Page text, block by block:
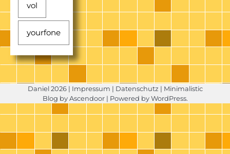
vol
yourfone
Daniel 2026 | Impressum | Datenschutz | Minimalistic
Blog byAscendoor| Powered byWordPress.